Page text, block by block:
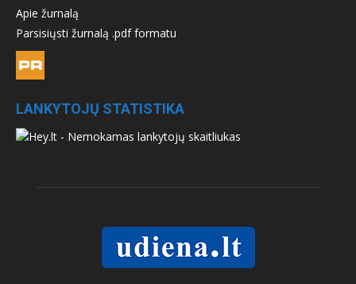
Apie žurnalą
Parsisiųsti žurnalą .pdf formatu
LANKYTOJŲ STATISTIKA